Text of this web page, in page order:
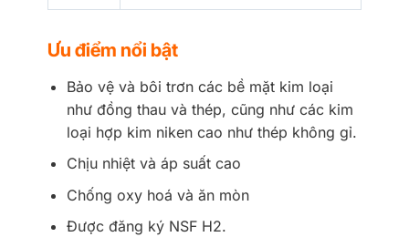
Ưu điểm nổi bật
Bảo vệ và bôi trơn các bề mặt kim loại
như đồng thau và thép, cũng như các kim
loại hợp kim niken cao như thép không gỉ.
Chịu nhiệt và áp suất cao
Chống oxy hoá và ăn mòn
Được đăng ký NSF H2.